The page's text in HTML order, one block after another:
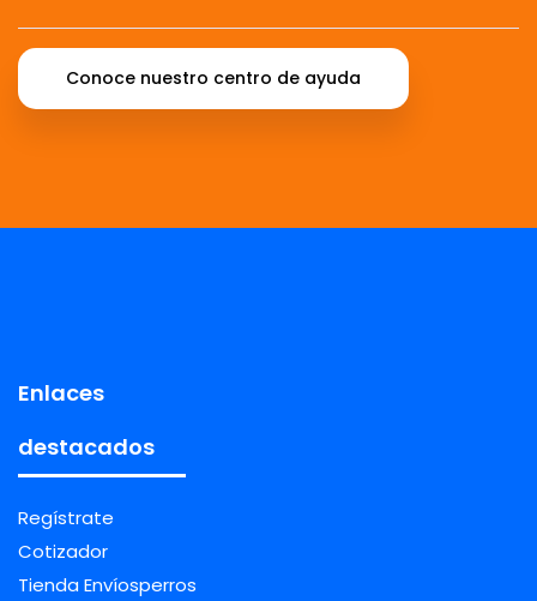
Conoce nuestro centro de ayuda
Enlaces
destacados
Regístrate
Cotizador
Tienda Envíosperros